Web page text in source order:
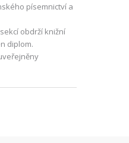
písemnictví a
obdrží knižní
diplom.